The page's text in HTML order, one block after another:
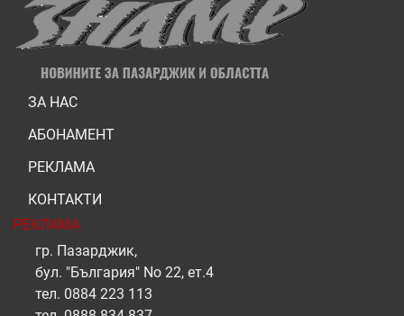
ЗА НАС
АБОНАМЕНТ
РЕКЛАМА
КОНТАКТИ
РЕКЛАМА
гр. Пазарджик,
бул. "България" No 22, ет.4
тел. 0884 223 113